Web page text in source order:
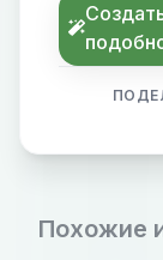
Похожие